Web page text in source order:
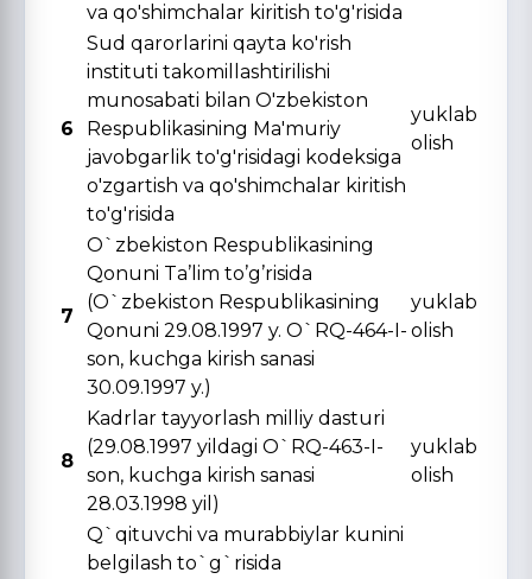
va qo'shimchalar kiritish to'g'risida
6
Sud qarorlarini qayta ko'rish
instituti takomillashtirilishi
munosabati bilan O'zbekiston
Respublikasining Ma'muriy
javobgarlik to'g'risidagi kodeksiga
o'zgartish va qo'shimchalar kiritish
to'g'risida
yuklab
olish
7
O`zbekiston Respublikasining
Qonuni Ta’lim to’g’risida
(O`zbekiston Respublikasining
Qonuni 29.08.1997 y. O`RQ-464-I-
son, kuchga kirish sanasi
30.09.1997 y.)
yuklab
olish
8
Kadrlar tayyorlash milliy dasturi
(29.08.1997 yildagi O`RQ-463-I-
son, kuchga kirish sanasi
28.03.1998 yil)
yuklab
olish
Q`qituvchi va murabbiylar kunini
belgilash to`g`risida